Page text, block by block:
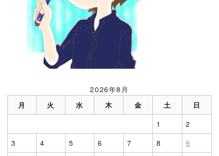
2026年8月
月 火 水 木 金 土 日
1
2
3
4 5 6 7 8
9